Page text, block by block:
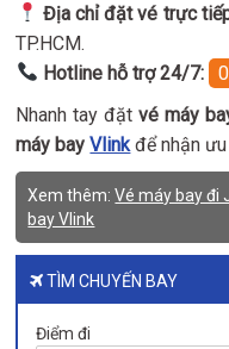
Địa chỉ đặt vé trực
TP.HCM.
Hotline hỗ trợ 24/7:
Nhanh tay đặtvé máy
máy bayVlink để nhận
Xem thêm:Vé máy bay đi
bay Vlink
TÌM CHUYẾN BAY
Điểm đi